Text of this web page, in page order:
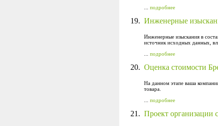
подробнее
19. Инженерные
Инженерные изыскания в
источник исходных данных,
подробнее
20. Оценка стоимости
На данном этапе ваша
товара.
подробнее
21. Проект организации